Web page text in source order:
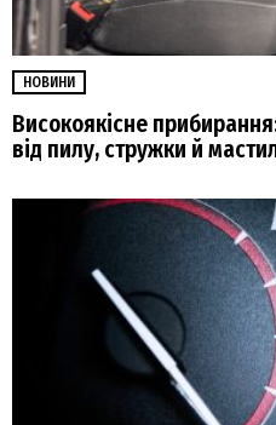
НОВИНИ
Високоякісне
від пилу, стружки й